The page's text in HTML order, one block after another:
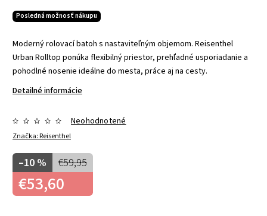
Posledná možnosť nákupu
Moderný rolovací batoh s nastaviteľným objemom. Reisenthel
Urban Rolltop ponúka flexibilný priestor, prehľadné usporiadanie a
pohodlné nosenie ideálne do mesta, práce aj na cesty.
Detailné informácie
Značka:Reisenthel
Neohodnotené
€59,95
–10 %
€53,60